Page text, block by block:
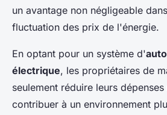
un avantage non négligeable
fluctuation des prix de l'énergie.
En optant pour un système d'
électrique, les propriétaires de
seulement réduire leurs dépenses
contribuer à un environnement